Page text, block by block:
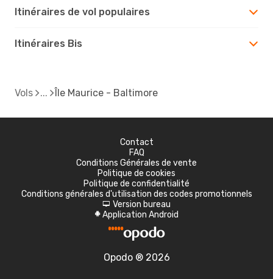
Itinéraires de vol populaires
Itinéraires Bis
Vols Île Maurice - Baltimore
Contact
FAQ
Conditions Générales de vente
Politique de cookies
Politique de confidentialité
Conditions générales d'utilisation des codes promotionnels
d Version bureau
A Application Android
Opodo ® 2026